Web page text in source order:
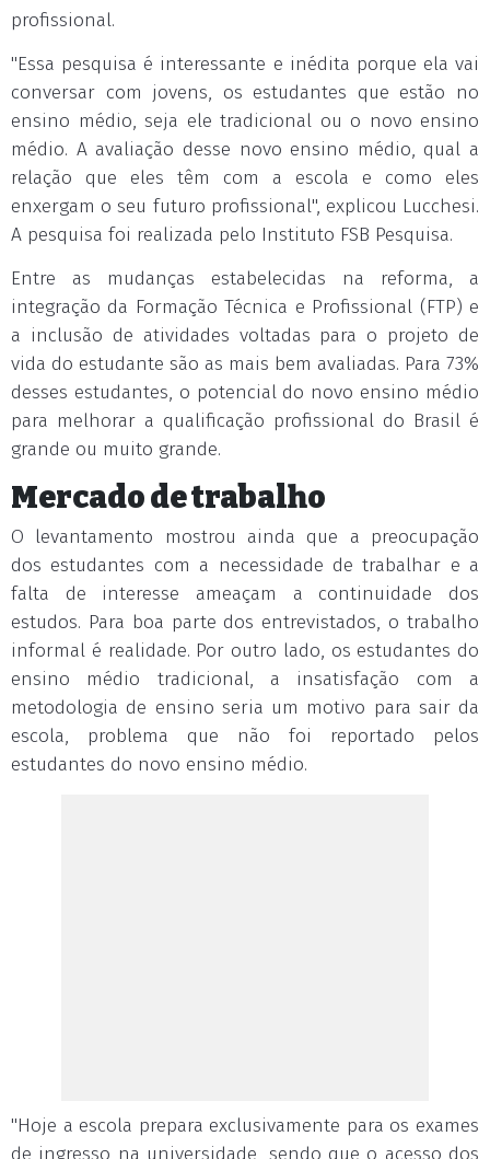
profissional.
"Essa pesquisa é interessante e inédita porque ela vai
conversar com jovens, os estudantes que estão no
ensino médio, seja ele tradicional ou o novo ensino
médio. A avaliação desse novo ensino médio, qual a
relação que eles têm com a escola e como eles
enxergam o seu futuro profissional", explicou Lucchesi.
A pesquisa foi realizada pelo Instituto FSB Pesquisa.
Entre as mudanças estabelecidas na reforma, a
integração da Formação Técnica e Profissional (FTP) e
a inclusão de atividades voltadas para o projeto de
vida do estudante são as mais bem avaliadas. Para 73%
desses estudantes, o potencial do novo ensino médio
para melhorar a qualificação profissional do Brasil é
grande ou muito grande.
Mercado de trabalho
O levantamento mostrou ainda que a preocupação
dos estudantes com a necessidade de trabalhar e a
falta de interesse ameaçam a continuidade dos
estudos. Para boa parte dos entrevistados, o trabalho
informal é realidade. Por outro lado, os estudantes do
ensino médio tradicional, a insatisfação com a
metodologia de ensino seria um motivo para sair da
escola, problema que não foi reportado pelos
estudantes do novo ensino médio.
"Hoje a escola prepara exclusivamente para os exames
de ingresso na universidade, sendo que o acesso dos